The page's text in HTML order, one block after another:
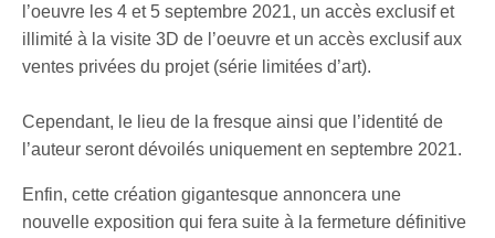
l’oeuvre les 4 et 5 septembre 2021, un accès exclusif et
illimité à la visite 3D de l’oeuvre et un accès exclusif aux
ventes privées du projet (série limitées d’art).
Cependant, le lieu de la fresque ainsi que l’identité de
l’auteur seront dévoilés uniquement en septembre 2021.
Enfin, cette création gigantesque annoncera une
nouvelle exposition qui fera suite à la fermeture définitive